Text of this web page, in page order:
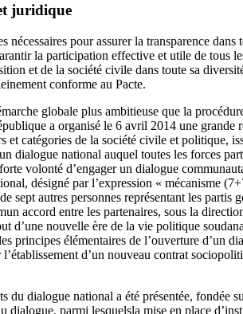
juridique
nécessaires pour assurer la transparence dans
la participation effective et utile de tous
et de la société civile dans toute sa
conforme au Pacte.
globale plus ambitieuse que la
a organisé le 6 avril 2014 une grande
et catégories de la société civile et politique,
dialogue national auquel toutes les forces
volonté d’engager un dialogue
désigné par l’expression « mécanisme
sept autres personnes représentant les partis
accord entre les partenaires, sous la
d’une nouvelle ère de la vie politique
principes élémentaires de l’ouverture d’un
d’un nouveau contrat
dialogue national a été présentée, fondée
dialogue, parmi lesquelsla mise en place